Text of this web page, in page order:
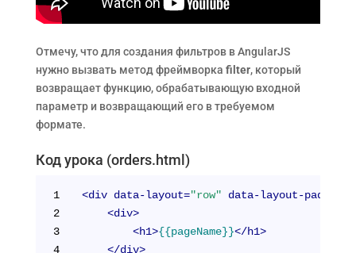
Отмечу, что для создания фильтров в AngularJS
нужно вызвать метод фреймворка filter, который
возвращает функцию, обрабатывающую входной
параметр и возвращающий его в требуемом
формате.
Код урока (orders.html)
1 <div data-layout="row" data-layout-padding
2
<div>
3
<h1>{{pageName}}</h1>
4
</div>